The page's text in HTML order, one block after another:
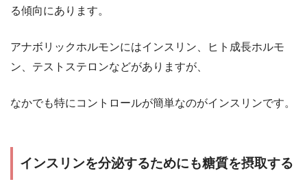
る傾向にあります。
アナボリックホルモンにはインスリン、ヒト成長ホルモ
ン、テストステロンなどがありますが、
なかでも特にコントロールが簡単なのがインスリンです。
インスリンを分泌するためにも糖質を摂取する